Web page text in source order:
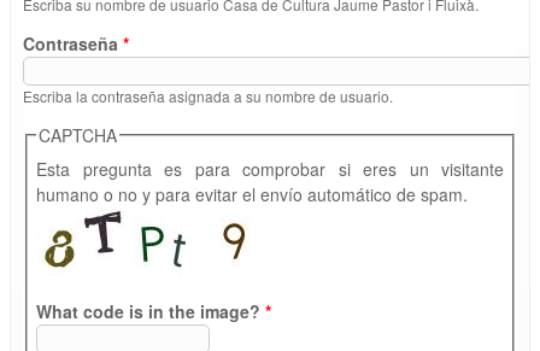
Contraseña *
Escriba la contraseña asignada a su nombre de usuario.
CAPTCHA
Esta pregunta es para comprobar si eres un visitante
humano o no y para evitar el envío automático de spam.
What code is in the image? *